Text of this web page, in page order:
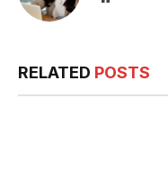
RELATED POSTS